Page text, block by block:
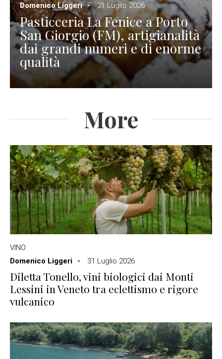
Domenico Liggeri
21 Luglio 2026
Pasticceria La Fenice a Porto
San Giorgio (FM), artigianalità
dai grandi numeri e di enorme
qualità
More
VINO
Domenico Liggeri
31 Luglio 2026
Diletta Tonello, vini biologici dai Monti
Lessini in Veneto tra eclettismo e rigore
vulcanico